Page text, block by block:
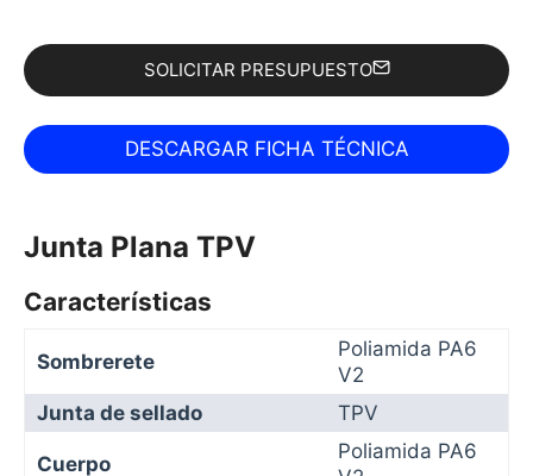
SOLICITAR PRESUPUESTO
Junta Plana TPV
Características
Sombrerete
Poliamida PA6
V2
Junta de sellado
TPV
Cuerpo
Poliamida PA6